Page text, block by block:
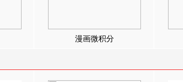
漫画微积分